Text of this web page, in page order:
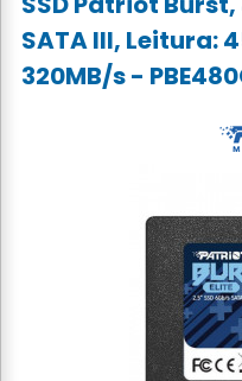
SATA III, Leitura:
320MB/s -